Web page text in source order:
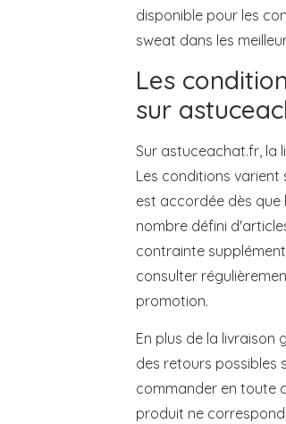
disponible pour les
sweat dans les
Les
sur
Sur astuceachat.fr, la
Les conditions
est accordée dès
nombre défini
contrainte
consulter
promotion.
En plus de la
des retours possibles
commander en toute
produit ne